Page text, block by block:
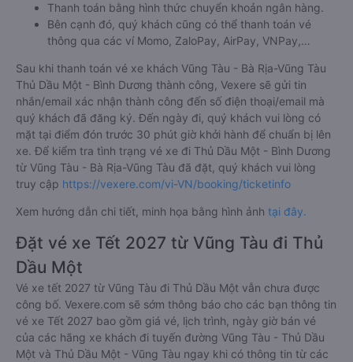
Thanh toán bằng hình thức chuyển khoản ngân hàng.
Bên cạnh đó, quý khách cũng có thể thanh toán vé
thông qua các ví Momo, ZaloPay, AirPay, VNPay,…
Sau khi thanh toán vé xe khách Vũng Tàu - Bà Rịa-Vũng Tàu
Thủ Dầu Một - Bình Dương thành công, Vexere sẽ gửi tin
nhắn/email xác nhận thành công đến số điện thoại/email mà
quý khách đã đăng ký. Đến ngày đi, quý khách vui lòng có
mặt tại điểm đón trước 30 phút giờ khởi hành để chuẩn bị lên
xe. Để kiểm tra tình trạng vé xe đi Thủ Dầu Một - Bình Dương
từ Vũng Tàu - Bà Rịa-Vũng Tàu đã đặt, quý khách vui lòng
truy cập https://vexere.com/vi-VN/booking/ticketinfo
Xem hướng dẫn chi tiết, minh họa bằng hình ảnh tại đây.
Đặt vé xe Tết 2027 từ Vũng Tàu đi Thủ
Dầu Một
Vé xe tết 2027 từ Vũng Tàu đi Thủ Dầu Một vẫn chưa được
công bố. Vexere.com sẽ sớm thông báo cho các bạn thông tin
vé xe Tết 2027 bao gồm giá vé, lịch trình, ngày giờ bán vé
của các hãng xe khách đi tuyến đường Vũng Tàu - Thủ Dầu
Một và Thủ Dầu Một - Vũng Tàu ngay khi có thông tin từ các